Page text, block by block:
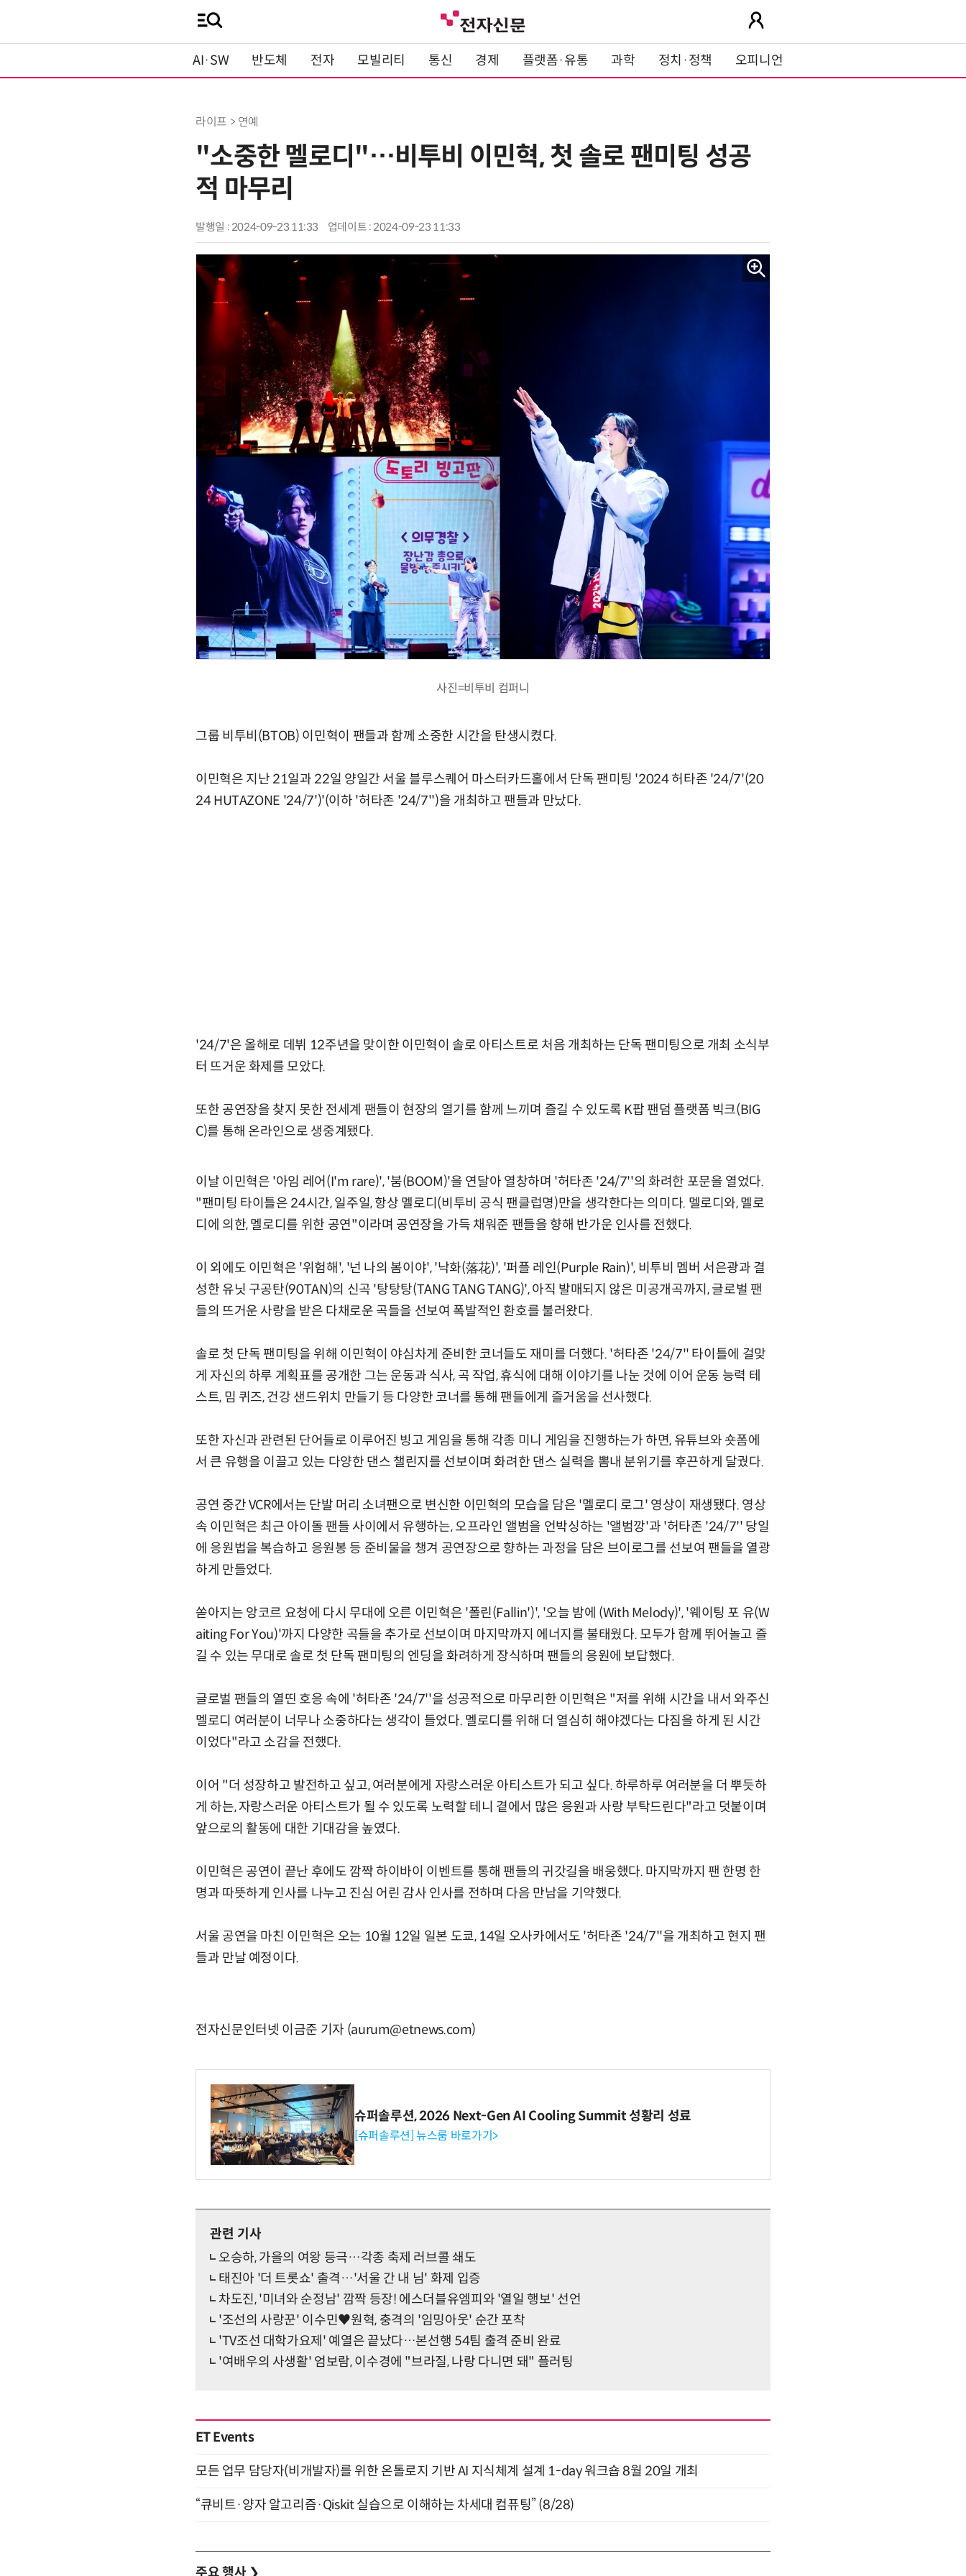
AI·SW 반도체 전자 모빌리티 통신 경제 플랫폼·유통 과학 정치·정책 오피니언
라이프 > 연예
"소중한 멜로디"…비투비 이민혁, 첫 솔로 팬미팅 성공
적 마무리
발행일 : 2024-09-23 11:33 업데이트 : 2024-09-23 11:33
사진=비투비 컴퍼니
그룹 비투비(BTOB) 이민혁이 팬들과 함께 소중한 시간을 탄생시켰다.
이민혁은 지난 21일과 22일 양일간 서울 블루스퀘어 마스터카드홀에서 단독 팬미팅 '2024 허타존 '24/7'(20
24 HUTAZONE '24/7')'(이하 '허타존 '24/7'')을 개최하고 팬들과 만났다.
'24/7'은 올해로 데뷔 12주년을 맞이한 이민혁이 솔로 아티스트로 처음 개최하는 단독 팬미팅으로 개최 소식부
터 뜨거운 화제를 모았다.
또한 공연장을 찾지 못한 전세계 팬들이 현장의 열기를 함께 느끼며 즐길 수 있도록 K팝 팬덤 플랫폼 빅크(BIG
C)를 통해 온라인으로 생중계됐다.
이날 이민혁은 '아임 레어(I'm rare)', '붐(BOOM)'을 연달아 열창하며 '허타존 '24/7''의 화려한 포문을 열었다.
"팬미팅 타이틀은 24시간, 일주일, 항상 멜로디(비투비 공식 팬클럽명)만을 생각한다는 의미다. 멜로디와, 멜로
디에 의한, 멜로디를 위한 공연"이라며 공연장을 가득 채워준 팬들을 향해 반가운 인사를 전했다.
이 외에도 이민혁은 '위험해', '넌 나의 봄이야', '낙화(落花)', '퍼플 레인(Purple Rain)', 비투비 멤버 서은광과 결
성한 유닛 구공탄(90TAN)의 신곡 '탕탕탕(TANG TANG TANG)', 아직 발매되지 않은 미공개곡까지, 글로벌 팬
들의 뜨거운 사랑을 받은 다채로운 곡들을 선보여 폭발적인 환호를 불러왔다.
솔로 첫 단독 팬미팅을 위해 이민혁이 야심차게 준비한 코너들도 재미를 더했다. '허타존 '24/7'' 타이틀에 걸맞
게 자신의 하루 계획표를 공개한 그는 운동과 식사, 곡 작업, 휴식에 대해 이야기를 나눈 것에 이어 운동 능력 테
스트, 밈 퀴즈, 건강 샌드위치 만들기 등 다양한 코너를 통해 팬들에게 즐거움을 선사했다.
또한 자신과 관련된 단어들로 이루어진 빙고 게임을 통해 각종 미니 게임을 진행하는가 하면, 유튜브와 숏폼에
서 큰 유행을 이끌고 있는 다양한 댄스 챌린지를 선보이며 화려한 댄스 실력을 뽐내 분위기를 후끈하게 달궜다.
공연 중간 VCR에서는 단발 머리 소녀팬으로 변신한 이민혁의 모습을 담은 '멜로디 로그' 영상이 재생됐다. 영상
속 이민혁은 최근 아이돌 팬들 사이에서 유행하는, 오프라인 앨범을 언박싱하는 '앨범깡'과 '허타존 '24/7'' 당일
에 응원법을 복습하고 응원봉 등 준비물을 챙겨 공연장으로 향하는 과정을 담은 브이로그를 선보여 팬들을 열광
하게 만들었다.
쏟아지는 앙코르 요청에 다시 무대에 오른 이민혁은 '폴린(Fallin')', '오늘 밤에 (With Melody)', '웨이팅 포 유(W
aiting For You)'까지 다양한 곡들을 추가로 선보이며 마지막까지 에너지를 불태웠다. 모두가 함께 뛰어놀고 즐
길 수 있는 무대로 솔로 첫 단독 팬미팅의 엔딩을 화려하게 장식하며 팬들의 응원에 보답했다.
글로벌 팬들의 열띤 호응 속에 '허타존 '24/7''을 성공적으로 마무리한 이민혁은 "저를 위해 시간을 내서 와주신
멜로디 여러분이 너무나 소중하다는 생각이 들었다. 멜로디를 위해 더 열심히 해야겠다는 다짐을 하게 된 시간
이었다"라고 소감을 전했다.
이어 "더 성장하고 발전하고 싶고, 여러분에게 자랑스러운 아티스트가 되고 싶다. 하루하루 여러분을 더 뿌듯하
게 하는, 자랑스러운 아티스트가 될 수 있도록 노력할 테니 곁에서 많은 응원과 사랑 부탁드린다"라고 덧붙이며
앞으로의 활동에 대한 기대감을 높였다.
이민혁은 공연이 끝난 후에도 깜짝 하이바이 이벤트를 통해 팬들의 귀갓길을 배웅했다. 마지막까지 팬 한명 한
명과 따뜻하게 인사를 나누고 진심 어린 감사 인사를 전하며 다음 만남을 기약했다.
서울 공연을 마친 이민혁은 오는 10월 12일 일본 도쿄, 14일 오사카에서도 '허타존 '24/7''을 개최하고 현지 팬
들과 만날 예정이다.
전자신문인터넷 이금준 기자 (aurum@etnews.com)
슈퍼솔루션, 2026 Next-Gen AI Cooling Summit 성황리 성료
[슈퍼솔루션] 뉴스룸 바로가기>
관련 기사
오승하, 가을의 여왕 등극…각종 축제 러브콜 쇄도
태진아 '더 트롯쇼' 출격…'서울 간 내 님' 화제 입증
차도진, '미녀와 순정남' 깜짝 등장! 에스더블유엠피와 '열일 행보' 선언
'조선의 사랑꾼' 이수민♥원혁, 충격의 '임밍아웃' 순간 포착
'TV조선 대학가요제' 예열은 끝났다…본선행 54팀 출격 준비 완료
'여배우의 사생활' 엄보람, 이수경에 "브라질, 나랑 다니면 돼" 플러팅
ET Events
모든 업무 담당자(비개발자)를 위한 온톨로지 기반 AI 지식체계 설계 1-day 워크숍 8월 20일 개최
“큐비트·양자 알고리즘·Qiskit 실습으로 이해하는 차세대 컴퓨팅” (8/28)
주요 행사 ❯